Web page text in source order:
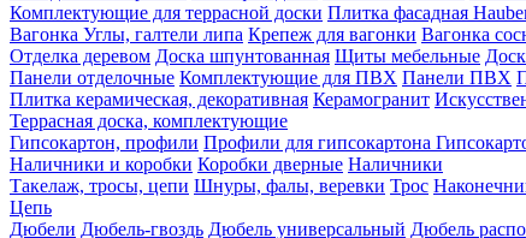
Комплектующие для террасной доски Плитка фасадная
Вагонка Углы, галтели липа Крепеж для вагонки Вагонка
Отделка деревом Доска шпунтованная Щиты мебельные
Панели отделочные Комплектующие для ПВХ Панели ПВХ
Плитка керамическая, декоративная Керамогранит
Террасная доска, комплектующие
Гипсокартон, профили Профили для гипсокартона
Наличники и коробки Коробки дверные Наличники
Такелаж, тросы, цепи Шнуры, фалы, веревки Трос
Цепь
Дюбели Дюбель-гвоздь Дюбель универсальный Дюбель